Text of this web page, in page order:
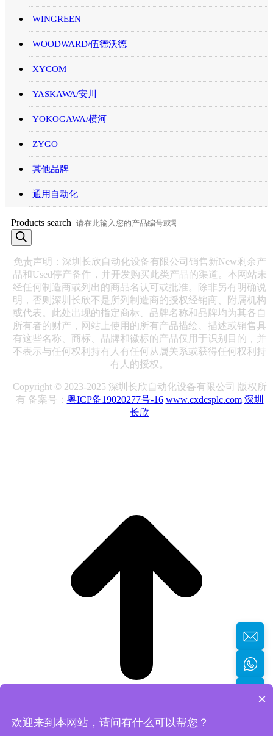
WINGREEN
WOODWARD/伍德沃德
XYCOM
YASKAWA/安川
YOKOGAWA/横河
ZYGO
其他品牌
通用自动化
Products search
免责声明：深圳长欣自动化设备有限公司销售新New剩余产
品和Used停产备件，并开发购买此类产品的渠道。本网站未
经任何制造商或列出的商品名认可或批准。除非另有明确说
明，否则深圳长欣不是所列制造商的授权经销商、附属机构
或代表。此处出现的指定商标、品牌名称和品牌均为其各自
所有者的财产，网站上使用的所有产品描绘、描述或销售具
有这些名称、商标、品牌和徽标的产品仅用于识别目的，并
不表示与任何权利持有人有任何从属关系或获得任何权利持
有人的授权。
Copyright © 2023-2025 深圳长欣自动化设备有限公司 版权所
有 备案号： 粤ICP备19020277号-16 www.cxdcsplc.com 深圳
长欣
×
欢迎来到本网站，请问有什么可以帮您？